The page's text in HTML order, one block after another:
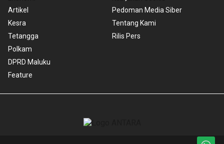
Artikel
Kesra
Tetangga
Polkam
DPRD Maluku
Feature
Pedoman Media Siber
Tentang Kami
Rilis Pers